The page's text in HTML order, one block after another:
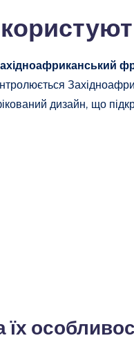
дизайн, що